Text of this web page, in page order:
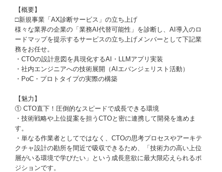
【概要】
□新規事業「AX診断サービス」の立ち上げ
様々な業界の企業の「業務AI代替可能性」を診断し、AI導入のロ
ードマップを提示するサービスの立ち上げメンバーとして下記業
務をお任せ。
・CTOの設計意図を具現化するAI・LLMアプリ実装
・社内エンジニアへの技術展開（AIエバンジェリスト活動）
・PoC・プロトタイプの実際の構築
【魅力】
① CTO直下！圧倒的なスピードで成長できる環境
・技術戦略や上位提案を担うCTOと密に連携して開発を進めま
す。
・単なる作業者としてではなく、CTOの思考プロセスやアーキテ
クチャ設計の勘所を間近で吸収できるため、「技術力の高い上位
層がいる環境で学びたい」という成長意欲に最大限応えられるポ
ジションです。